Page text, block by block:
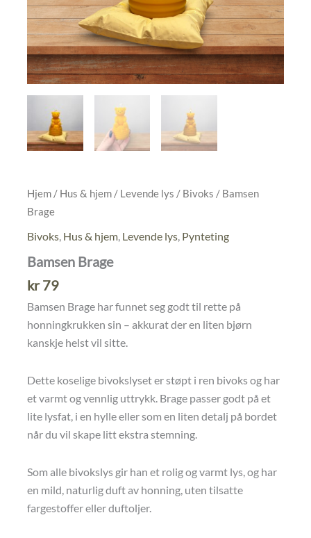
Hjem / Hus & hjem / Levende lys / Bivoks / Bamsen
Brage
Bivoks, Hus & hjem, Levende lys, Pynteting
Bamsen Brage
kr79
Bamsen Brage har funnet seg godt til rette på
honningkrukken sin – akkurat der en liten bjørn
kanskje helst vil sitte.
Dette koselige bivokslyset er støpt i ren bivoks og har
et varmt og vennlig uttrykk. Brage passer godt på et
lite lysfat, i en hylle eller som en liten detalj på bordet
når du vil skape litt ekstra stemning.
Som alle bivokslys gir han et rolig og varmt lys, og har
en mild, naturlig duft av honning, uten tilsatte
fargestoffer eller duftoljer.